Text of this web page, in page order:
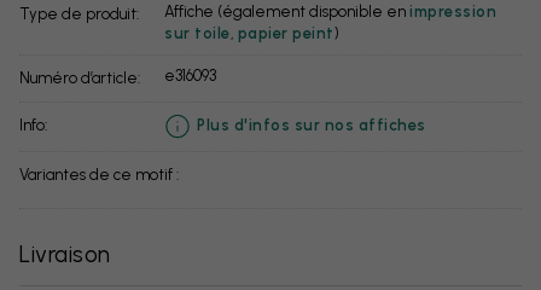
Type de produit: Affiche (également disponible en impression
sur toile papier peint)
Numéro d’article: e316093
info: Plus d'infos sur nos affiches
Variantes de ce motif :
Livraison